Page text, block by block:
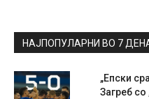
НАЈПОПУЛАРНИ ВО 7
„Епски
Загреб со